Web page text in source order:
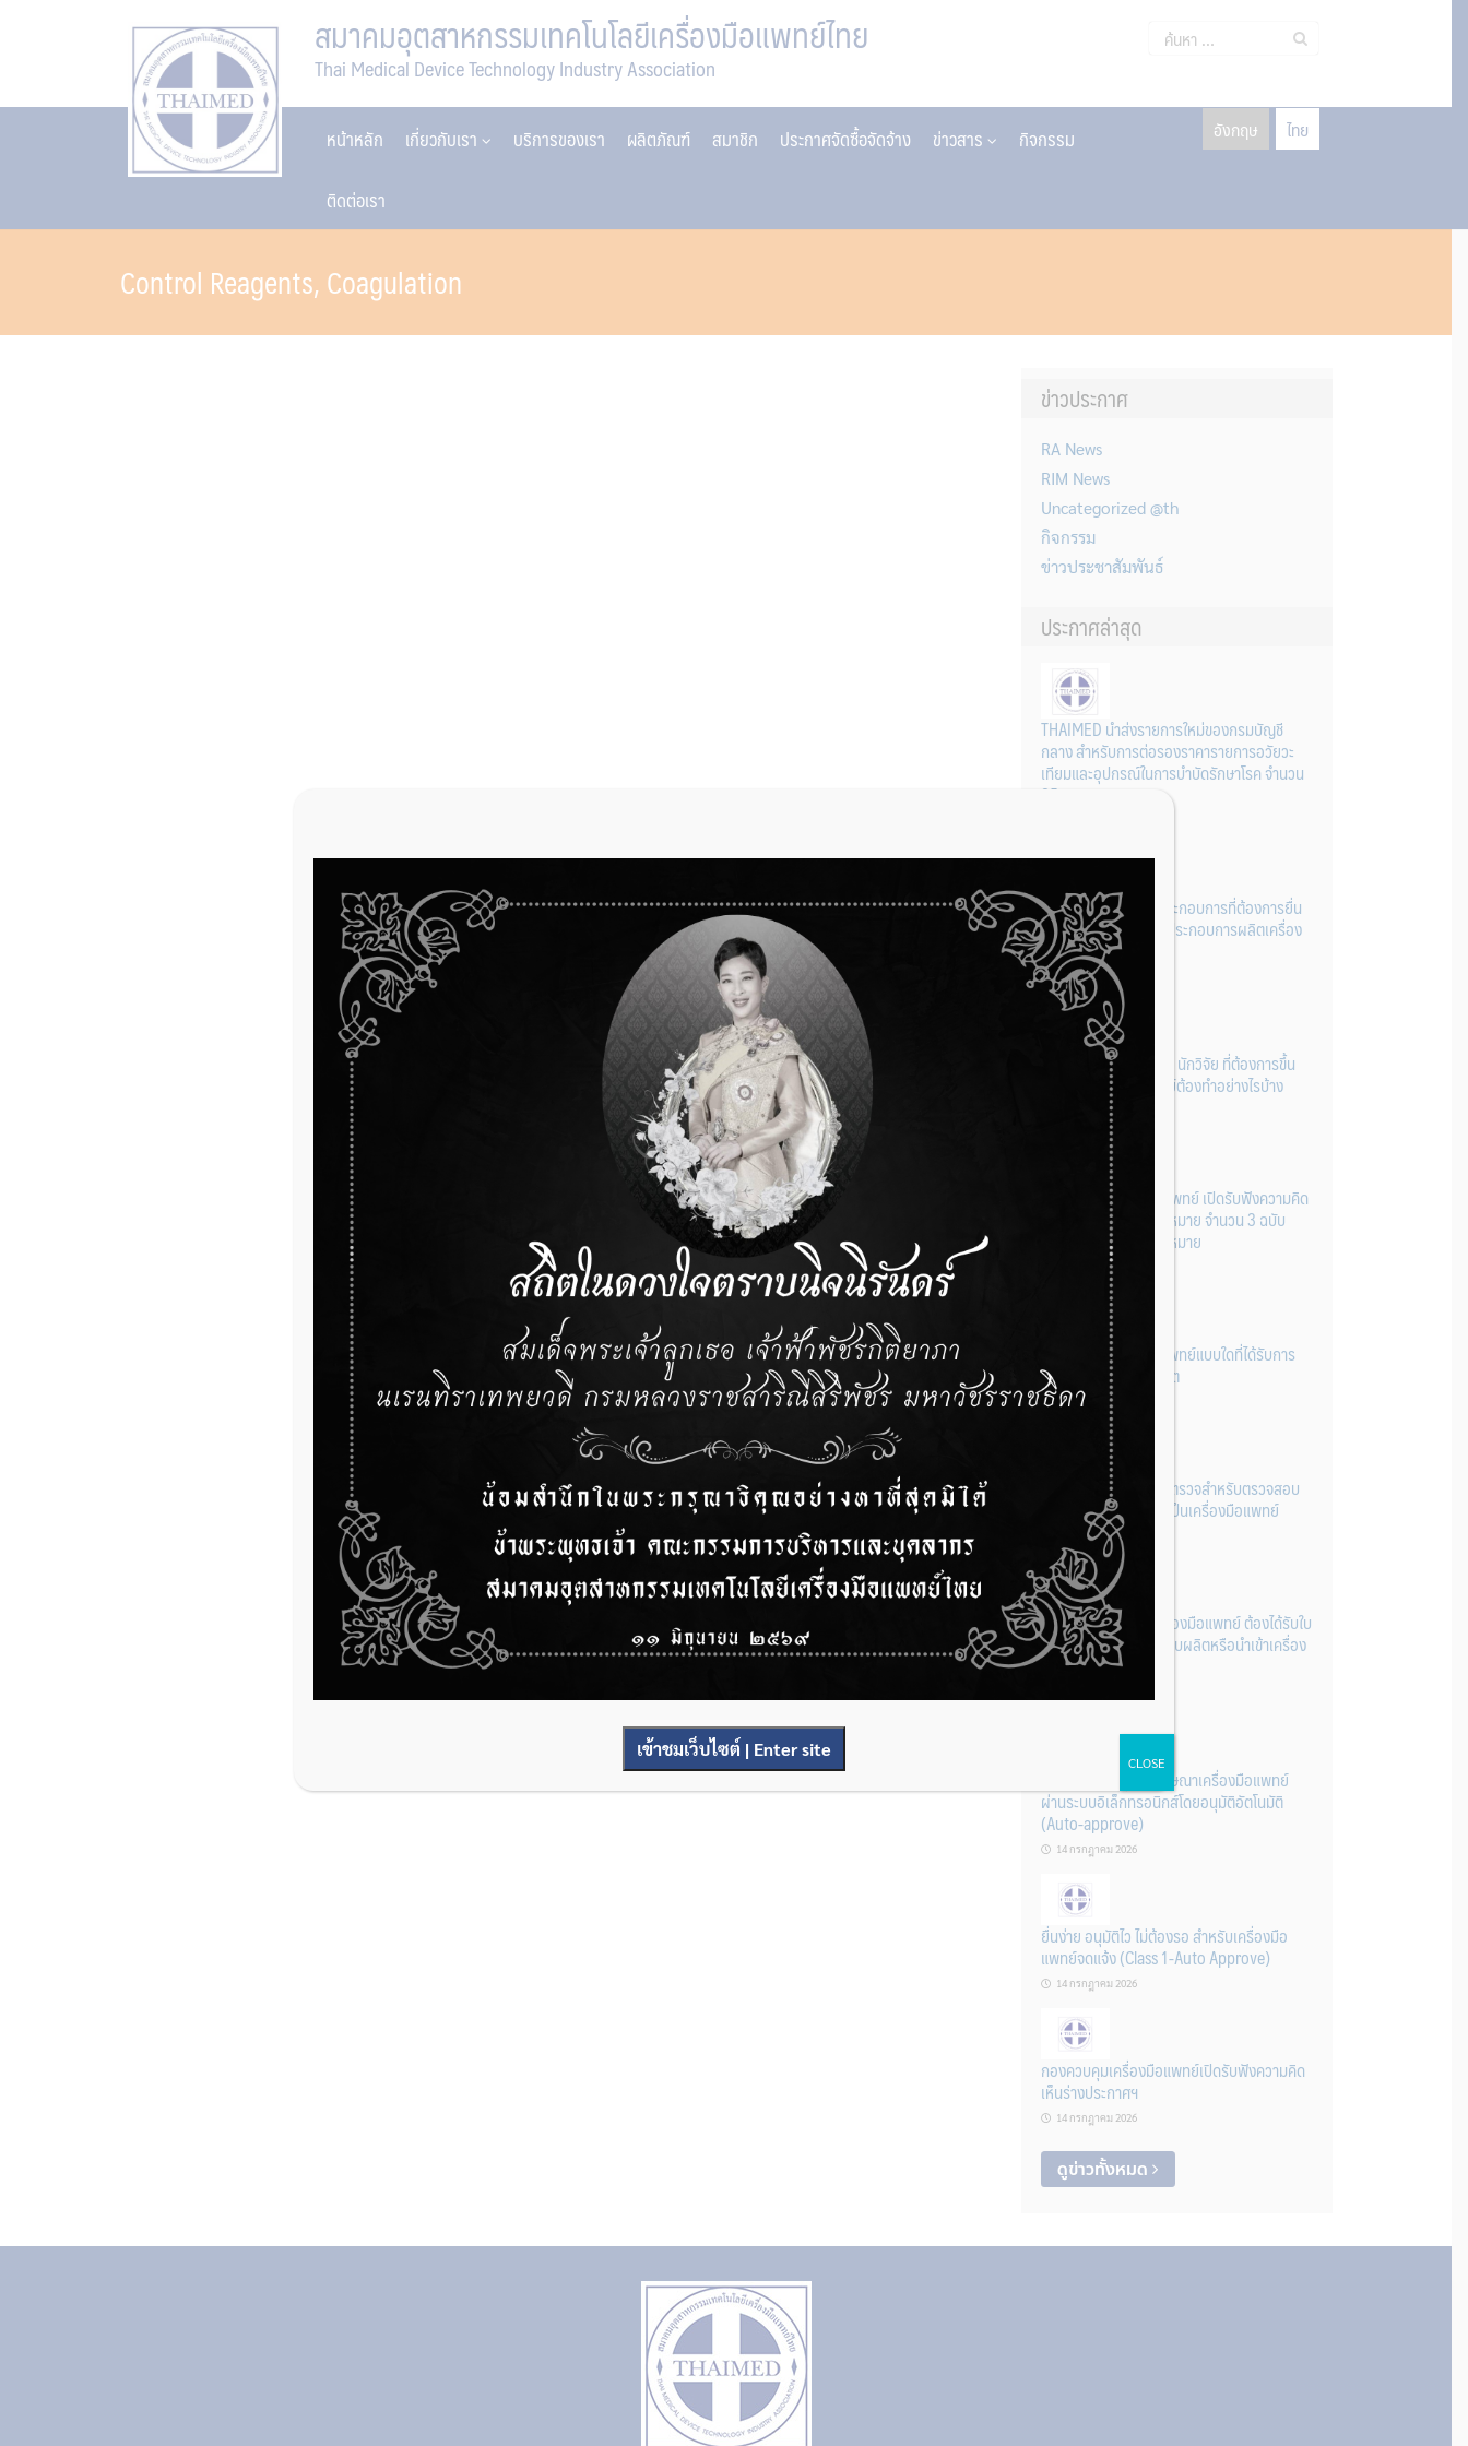
สมาคมอุตสาหกรรมเทคโนโลยีเครื่องมือแพทย์ไทย
Thai Medical Device Technology Industry Association
ค้นหา
หน้าหลัก เกี่ยวกับเรา บริการของเรา ผลิตภัณฑ์ สมาชิก ประกาศจัดซื้อจัดจ้าง ข่าวสาร
กิจกรรม
ติดต่อเรา
อังกฤษ ไทย
Control Reagents, Coagulation
ข่าวประกาศ
RA News
RIM News
Uncategorized @th
กิจกรรม
ข่าวประชาสัมพันธ์
ประกาศล่าสุด
THAIMED นำส่งรายการใหม่ของกรมบัญชี
กลาง สำหรับการต่อรองราคารายการอวัยวะ
เทียมและอุปกรณ์ในการบำบัดรักษาโรค จำนวน
25 รายการ
การเตรียมเอกสารผู้ประกอบการที่ต้องการยื่น
คำขอจดทะเบียนสถานประกอบการผลิตเครื่อง
มือแพทย์ (รายใหม่)
22 กรกฎาคม 2026
ผู้ประกอบการผลิต และ นักวิจัย ที่ต้องการขึ้น
ทะเบียนเครื่องมือแพทย์ต้องทำอย่างไรบ้าง
22 กรกฎาคม 2026
กองควบคุมเครื่องมือแพทย์ เปิดรับฟังความคิด
เห็นหลักการยกร่างกฎหมาย จำนวน 3 ฉบับ
ผ่านระบบกลางทางกฎหมาย
22 กรกฎาคม 2026
การโฆษณาเครื่องมือแพทย์แบบใดที่ได้รับการ
ยกเว้นไม่ต้องขออนุญาต
14 กรกฎาคม 2026
รู้หรือไม่? ผลิตภัณฑ์ชุดตรวจสําหรับตรวจสอบ
การปนเปื้อนแบบใดจัดเป็นเครื่องมือแพทย์
14 กรกฎาคม 2026
การนำเข้าหรือผลิตเครื่องมือแพทย์ ต้องได้รับใบ
จดทะเบียนสถานประกอบผลิตหรือนำเข้าเครื่อง
มือแพทย์ก่อนเท่านั้น
ระบบการขออนุญาตโฆษณาเครื่องมือแพทย์
ผ่านระบบอิเล็กทรอนิกส์โดยอนุมัติอัตโนมัติ
(Auto-approve)
14 กรกฎาคม 2026
ยื่นง่าย อนุมัติไว ไม่ต้องรอ สำหรับเครื่องมือ
แพทย์จดแจ้ง (Class 1-Auto Approve)
14 กรกฎาคม 2026
กองควบคุมเครื่องมือแพทย์เปิดรับฟังความคิด
เห็นร่างประกาศฯ
14 กรกฎาคม 2026
ดูข่าวทั้งหมด
เข้าชมเว็บไซต์ | Enter site
CLOSE